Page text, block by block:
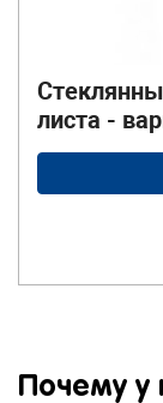
листа -
Почему у